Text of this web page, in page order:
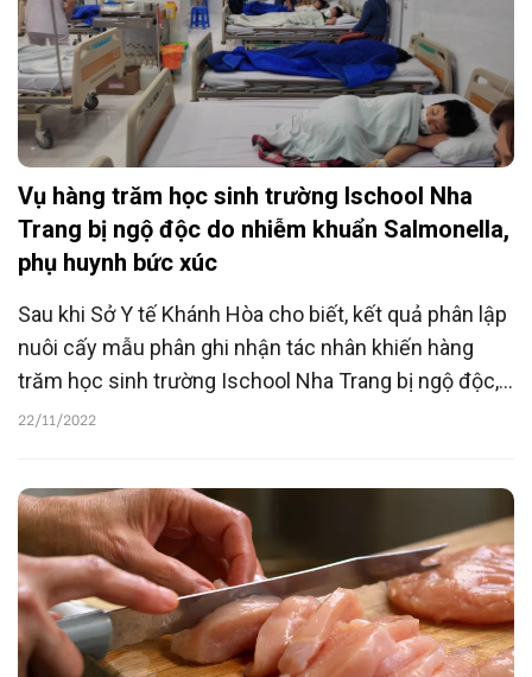
Vụ hàng trăm học sinh trường Ischool Nha
Trang bị ngộ độc do nhiễm khuẩn Salmonella,
phụ huynh bức xúc
Sau khi Sở Y tế Khánh Hòa cho biết, kết quả phân lập
nuôi cấy mẫu phân ghi nhận tác nhân khiến hàng
trăm học sinh trường Ischool Nha Trang bị ngộ độc,
một trẻ tử vong là vi khuẩn Salmonella, các bậc cha
22/11/2022